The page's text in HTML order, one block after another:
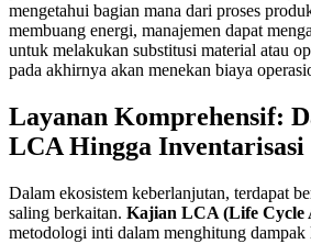
mengetahui bagian mana dari proses
membuang energi, manajemen dapat
untuk melakukan substitusi material atau
pada akhirnya akan menekan biaya
Layanan Komprehensif:
LCA Hingga
Dalam ekosistem keberlanjutan, terdapat
saling berkaitan. Kajian LCA (Life Cycle
metodologi inti dalam menghitung dampak